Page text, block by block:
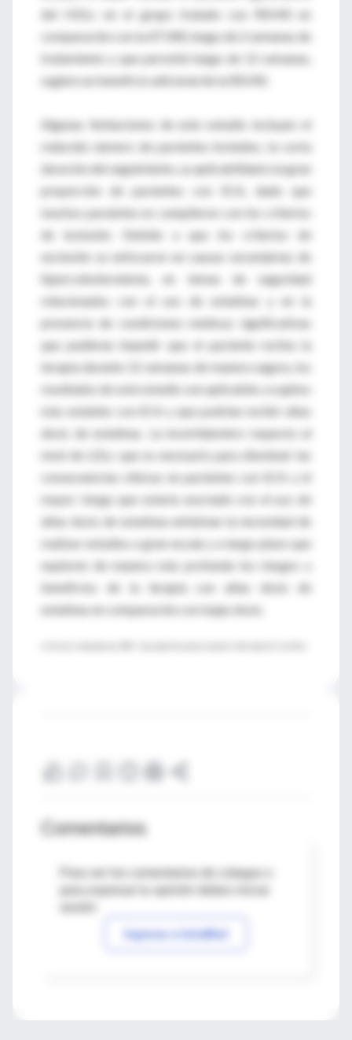
del HDLc en el grupo tratado con RSV40 en
comparación con la ATV80, luego de 2 semanas de
tratamiento y que persistió luego de 12 semanas,
sugiere un beneficio adicional de la RSV40.
Algunas limitaciones de este estudio incluyen el
reducido número de pacientes incluidos, la corta
duración del seguimiento, su aplicabilidad a la gran
proporción de pacientes con SCA, dado que
muchos pacientes no cumplieron con los criterios
de inclusión. Debido a que los criterios de
exclusión se enfocaron en causas secundarias de
hipercolesterolemia, en temas de seguridad
relacionados con el uso de estatinas y en la
presencia de condiciones médicas significativas
que pudieran impedir que el paciente reciba la
terapia durante 12 semanas de manera segura, los
resultados de este estudio son aplicables a sujetos
más estables con SCA y que podrían recibir altas
dosis de estatinas. La incertidumbre respecto al
nivel de LDLc que es necesario para disminuir las
consecuencias clínicas en pacientes con SCA y el
mayor riesgo que estaría asociado con el uso de
altas dosis de estatinas enfatizan la necesidad de
realizar estudios a gran escala y a largo plazo que
exploren de manera más profunda los riesgos y
beneficios de la terapia con altas dosis de
estatinas en comparación con bajas dosis.
Comentarios
Para ver los comentarios de colegas o
Ingresar a IntraMed